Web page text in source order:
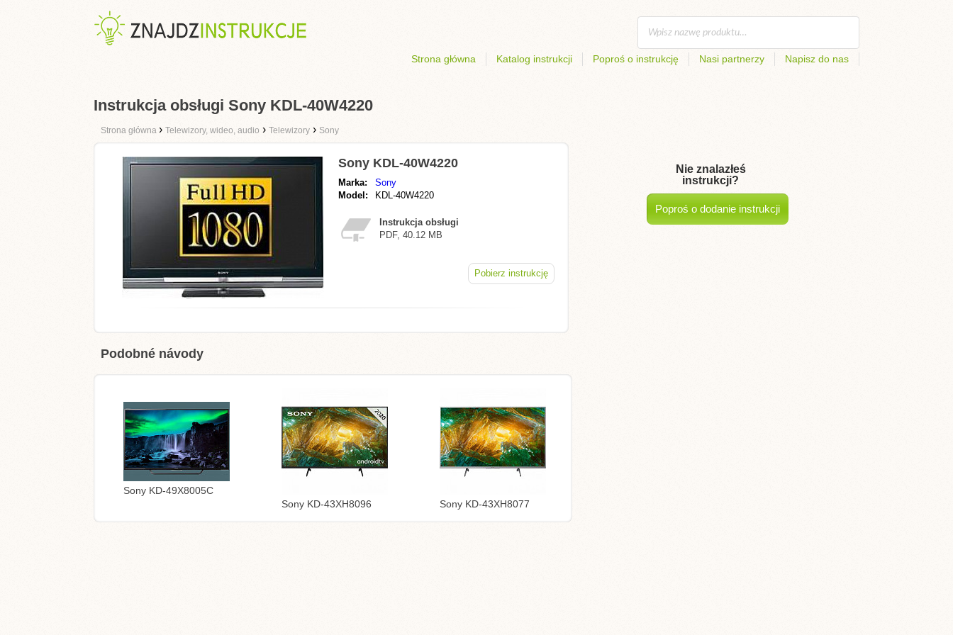
Strona główna Katalog instrukcji Poproś o instrukcję Nasi partnerzy Napisz do nas
Instrukcja obsługi Sony KDL-40W4220
Strona główna › Telewizory, wideo, audio › Telewizory › Sony
Sony KDL-40W4220
Marka:
Sony
Model:
KDL-40W4220
Instrukcja obsługi
PDF, 40.12 MB
Pobierz instrukcję
Podobné návody
Sony KD-49X8005C
Sony KD-43XH8096
Sony KD-43XH8077
Nie znalazłeś
instrukcji?
Poproś o dodanie instrukcji